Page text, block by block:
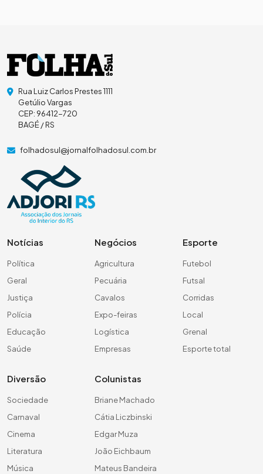
Rua Luiz Carlos Prestes 1111
Getúlio Vargas
CEP: 96412-720
BAGÉ / RS
folhadosul@jornalfolhadosul.com.br
Notícias
Política
Geral
Justiça
Polícia
Educação
Saúde
Negócios
Agricultura
Pecuária
Cavalos
Expo-feiras
Logística
Empresas
Esporte
Futebol
Futsal
Corridas
Local
Grenal
Esporte total
Diversão
Sociedade
Carnaval
Cinema
Literatura
Música
Colunistas
Briane Machado
Cátia Liczbinski
Edgar Muza
João Eichbaum
Mateus Bandeira